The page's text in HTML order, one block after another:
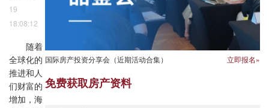
19
18:08:12
随着
全球化的
推进和人
们财富的
增加，海
国际房产投资分享会（近期活动合集） 立即报名»
免费获取房产资料